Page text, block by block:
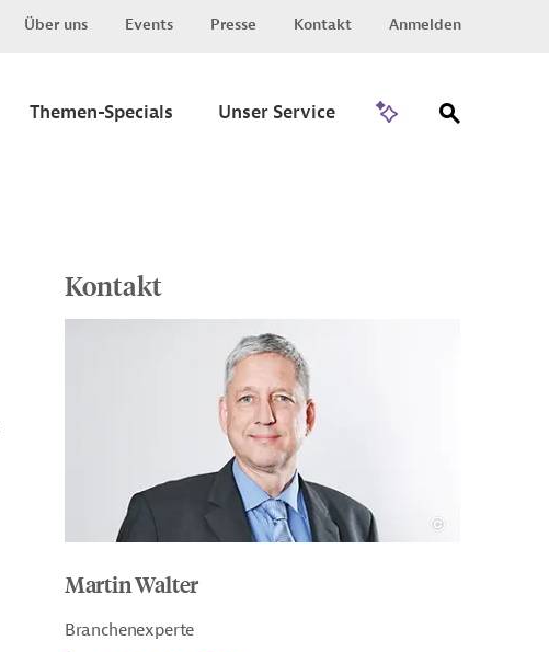
Über uns Events Presse Kontakt Anmelden
Themen-Specials Unser Service
Kontakt
Martin Walter
Branchenexperte